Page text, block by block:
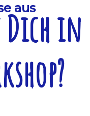
aus
Dich in